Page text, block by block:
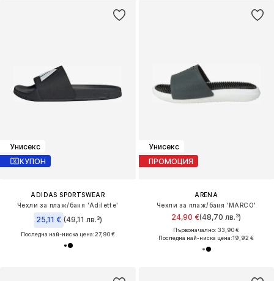
Унисекс
КУПОН
ADIDAS SPORTSWEAR
Чехли за плаж/баня 'Adilette'
25,11 € (49,11 лв.³)
Последна най-ниска цена:27,90 €
Унисекс
ПРОМОЦИЯ
ARENA
Чехли за плаж/баня 'MARCO'
24,90 €(48,70 лв.³)
Първоначално: 33,90 €
Последна най-ниска цена:19,92 €